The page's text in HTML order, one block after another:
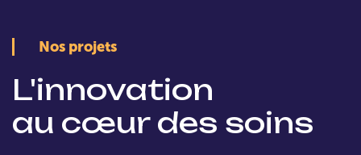
Nos projets
L'innovation
au cœur des soins